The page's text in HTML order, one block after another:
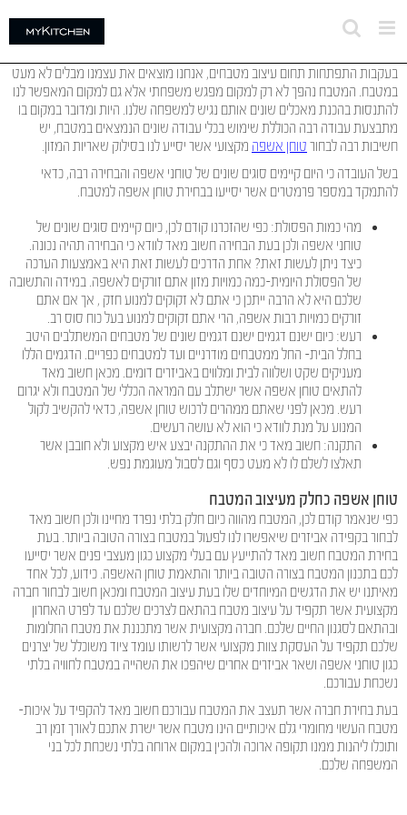
לתוכן
בעקבות התפתחות תחום עיצוב מטבחים, אנחנו מוצאים את עצמנו מבלים לא מעט
במטבח. המטבח נהפך לא רק למקום מפגש משפחתי אלא גם למקום המאפשר לנו
להתנסות בהכנת מאכלים שונים אותם נגיש למשפחה שלנו. היות ומדובר במקום בו
מתבצעת עבודה רבה הכוללת שימוש בכלי עבודה שונים הנמצאים במטבח, יש
חשיבות רבה לבחור טוחן אשפה מקצועי אשר יסייע לנו בסילוק שאריות המזון.
בשל העובדה כי היום קיימים סוגים שונים של טוחני אשפה והבחירה רבה, כדאי
להתמקד במספר פרמטרים אשר יסייעו בבחירת טוחן אשפה למטבח.
מהי כמות הפסולת: כפי שהזכרנו קודם לכן, כיום קיימים סוגים שונים של
טוחני אשפה ולכן בעת הבחירה חשוב מאד לוודא כי הבחירה תהיה נכונה.
כיצד ניתן לעשות זאת? אחת הדרכים לעשות זאת היא באמצעות הערכה
של הפסולת היומית-כמה כמויות מזון אתם זורקים לאשפה. במידה והתשובה
שלכם היא לא הרבה ייתכן כי אתם לא זקוקים למנוע חזק , אך אם אתם
זורקים כמויות רבות אשפה, הרי אתם זקוקים למנוע בעל כוח סוס רב.
רעש: כיום ישנם דגמים ישנם דגמים שונים של מטבחים המשתלבים היטב
בחלל הבית- החל ממטבחים מודרניים ועד למטבחים כפריים. הדגמים הללו
מעניקים שקט ושלווה לבית ומלווים באביזרים דומים. מכאן חשוב מאד
להתאים טוחן אשפה אשר ישתלב עם המראה הכללי של המטבח ולא יגרום
רעש. מכאן לפני שאתם ממהרים לרכוש טוחן אשפה, כדאי להקשיב לקול
המנוע על מנת לוודא כי הוא לא עושה רעשים.
התקנה: חשוב מאד כי את ההתקנה יבצע איש מקצוע ולא חובבן אשר
תאלצו לשלם לו לא מעט כסף וגם לסבול מעוגמת נפש.
טוחן אשפה כחלק מעיצוב המטבח
כפי שנאמר קודם לכן, המטבח מהווה כיום חלק בלתי נפרד מחיינו ולכן חשוב מאד
לבחור בקפידה אביזרים שיאפשרו לנו לפעול במטבח בצורה הטובה ביותר. בעת
בחירת המטבח חשוב מאד להתייעץ עם בעלי מקצוע כגון מעצבי פנים אשר יסייעו
לכם בתכנון המטבח בצורה הטובה ביותר והתאמת טוחן האשפה. כידוע, לכל אחד
מאיתנו יש את הדגשים המיוחדים שלו בעת עיצוב המטבח ומכאן חשוב לבחור חברה
מקצועית אשר תקפיד על עיצוב מטבח בהתאם לצרכים שלכם עד לפרט האחרון
ובהתאם לסגנון החיים שלכם. חברה מקצועית אשר מתכננת את מטבח החלומות
שלכם תקפיד על העסקת צוות מקצועי אשר לרשותו עומד ציוד משוכלל של יצרנים
כגון טוחני אשפה ושאר אביזרים אחרים שיהפכו את השהייה במטבח לחוויה בלתי
נשכחת עבורכם.
בעת בחירת חברה אשר תעצב את המטבח עבורכם חשוב מאד להקפיד על איכות-
מטבח העשוי מחומרי גלם איכותיים הינו מטבח אשר ישרת אתכם לאורך זמן רב
ותוכלו ליהנות ממנו תקופה ארוכה ולהכין במקום ארוחה בלתי נשכחת לכל בני
המשפחה שלכם.